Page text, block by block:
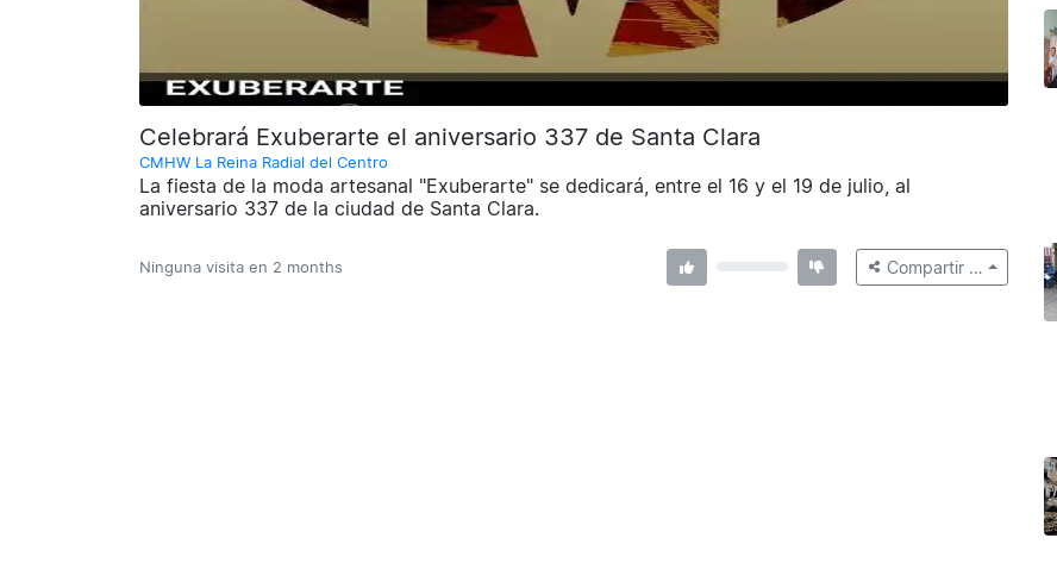
Celebrará Exuberarte el aniversario 337 de Santa Clara
CMHW La Reina Radial del Centro
La fiesta de la moda artesanal "Exuberarte" se dedicará, entre el 16 y el 19 de julio, al
aniversario 337 de la ciudad de Santa Clara.
Ninguna visita en 2 months Compartir …